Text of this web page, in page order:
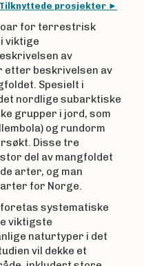
Tilknyttede prosjekter
for terrestrisk
viktige
av
etter beskrivelsen av
Spesielt i
nordlige subarktiske
grupper i jord, som
og rundorm
Disse tre
del av mangfoldet
arter, og man
for Norge.
systematiske
viktigste
naturtyper i det
vil dekke et